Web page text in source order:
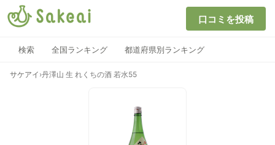
口コミを投稿
検索 全国ランキング 都道府県別ランキング
サケアイ ›丹澤山 生 れくちの酒 若水55